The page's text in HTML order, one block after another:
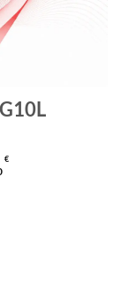
€